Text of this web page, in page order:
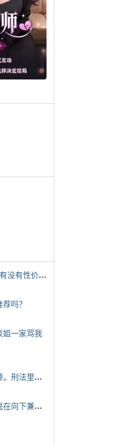
*
想请教有经验的蛋友，想给媳妇7夕买个跳蛋，有没有性价比高的推荐
吗？
姐一家骂我
*
有啥搞钱的路子吗，开源节流都行，主要是开源，刑法里的咱不做
*
投入了很多精力经营的一段感情，被女方评价说在向下兼容我，感觉有点破防